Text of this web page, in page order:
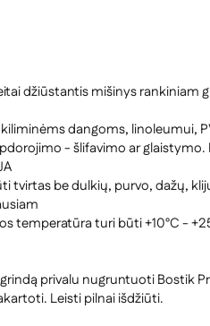
džiūstantis mišinys rankiniam
dangoms, linoleumui,
- šlifavimo ar
tvirtas be dulkių, purvo, dažų,
temperatūra turi būti +10°C -
privalu nugruntuoti Bostik
Leisti pilnai išdžiūti.